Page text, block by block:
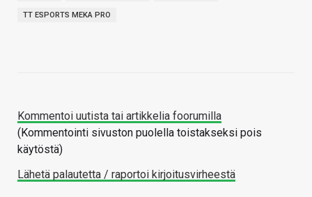
TT ESPORTS MEKA PRO
Kommentoi uutista tai artikkelia foorumilla
(Kommentointi sivuston puolella toistakseksi pois
käytöstä)
Lähetä palautetta / raportoi kirjoitusvirheestä